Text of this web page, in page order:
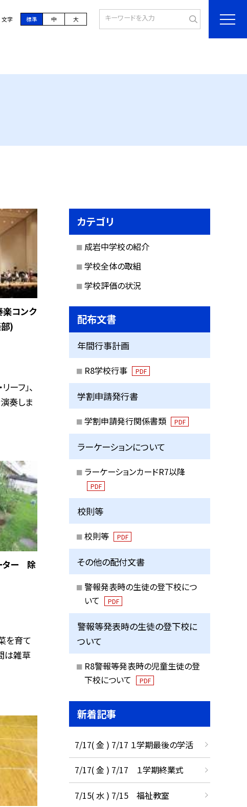
文字 標準 中 大
コンク
)
ーフ」、
奏しま
ター 除
を育て
は雑草
カテゴリ
成岩中学校の紹介
学校全体の取組
学校評価の状況
配布文書
年間行事計画
R8学校行事 PDF
学割申請発行書
学割申請発行関係書類 PDF
ラーケーションについて
ラーケーションカードR7以降
PDF
校則等
校則等 PDF
その他の配付文書
警報発表時の生徒の登下校につ
いて
PDF
警報等発表時の生徒の登下校に
ついて
R8警報等発表時の児童生徒の登
下校について
PDF
新着記事
7/17( 金 ) 7/17 １学期最後の学活
7/17( 金 ) 7/17 １学期終業式
7/15( 水 ) 7/15 福祉教室